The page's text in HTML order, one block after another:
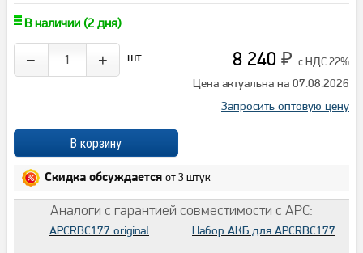
В наличии (2 дня)
− + шт. 8 240 ₽ с НДС 22%
Цена актуальна на 07.08.2026
Запросить оптовую цену
Скидка обсуждается от 3 штук
Аналоги с гарантией совместимости с APC:
APCRBC177 original Набор АКБ для APCRBC177